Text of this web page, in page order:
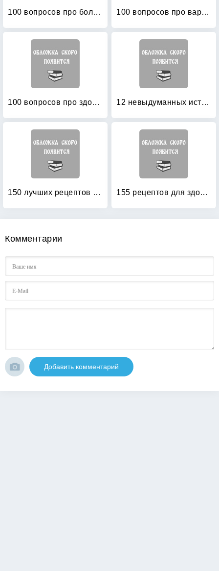
100 вопросов про болезни сердца 100 вопросов про варикоз
100 вопросов про здоровье суставов: Лечение артритов, артрозов и других заболеваний 12 невыдуманных историй о нас и наших детях, или Как приучить ребенка к горшку
150 лучших рецептов аюрведы для здоровья, молодости и красоты 155 рецептов для здоровья сосудов
Комментарии